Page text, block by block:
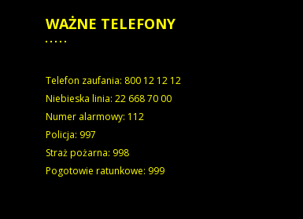
WAŻNE TELEFONY
Telefon zaufania: 800 12 12 12
Niebieska linia: 22 668 70 00
Numer alarmowy: 112
Policja: 997
Straż pożarna: 998
Pogotowie ratunkowe: 999